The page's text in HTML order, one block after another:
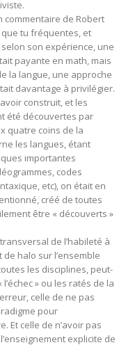
commentaire de Robert
que tu fréquentes, et
son expérience, une
payante en math, mais
la langue, une approche
davantage à privilégier.
construit, et les
été découvertes par
quatre coins de la
les langues, étant
importantes
codes
etc), on était en
créé de toutes
être « découverts »
de l’habileté à
halo sur l’ensemble
les disciplines, peut-
» ou les ratés de la
celle de ne pas
pour
Et celle de n’avoir pas
explicite de